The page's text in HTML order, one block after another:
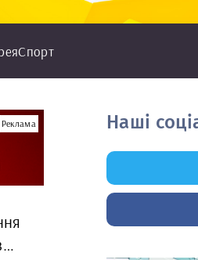
Спорт
Реклама Наші